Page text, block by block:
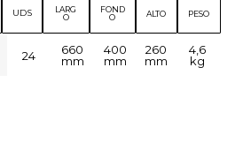
UDS
LARG
O
FOND
O
ALTO PESO
24
660
mm
400
mm
260
mm
4,6
kg